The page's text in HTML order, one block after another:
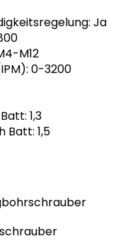
Ja
M12
0-3200
1,3
1,5